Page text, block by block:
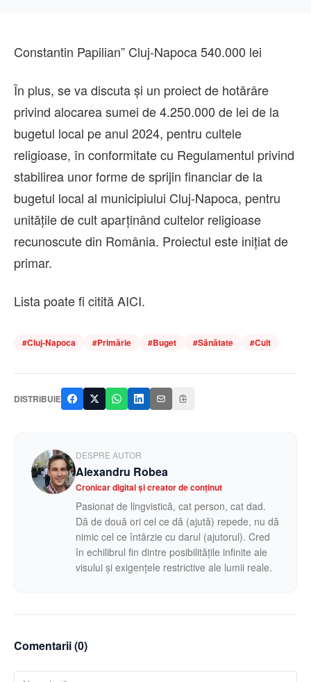
Constantin Papilian” Cluj-Napoca 540.000 lei
În plus, se va discuta și un proiect de hotărâre
privind alocarea sumei de 4.250.000 de lei de la
bugetul local pe anul 2024, pentru cultele
religioase, în conformitate cu Regulamentul privind
stabilirea unor forme de sprijin financiar de la
bugetul local al municipiului Cluj-Napoca, pentru
unitățile de cult aparținând cultelor religioase
recunoscute din România. Proiectul este inițiat de
primar.
Lista poate fi citită AICI.
#Cluj-Napoca #Primărie #Buget #Sănătate #Cult
DISTRIBUIE
DESPRE AUTOR
Alexandru Robea
Cronicar digital și creator de conținut
Pasionat de lingvistică, cat person, cat dad.
Dă de două ori cel ce dă (ajută) repede, nu dă
nimic cel ce întârzie cu darul (ajutorul). Cred
în echilibrul fin dintre posibilitățile infinite ale
visului și exigențele restrictive ale lumii reale.
Comentarii (0)